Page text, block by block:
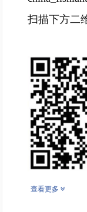
扫描下方二
查看更多